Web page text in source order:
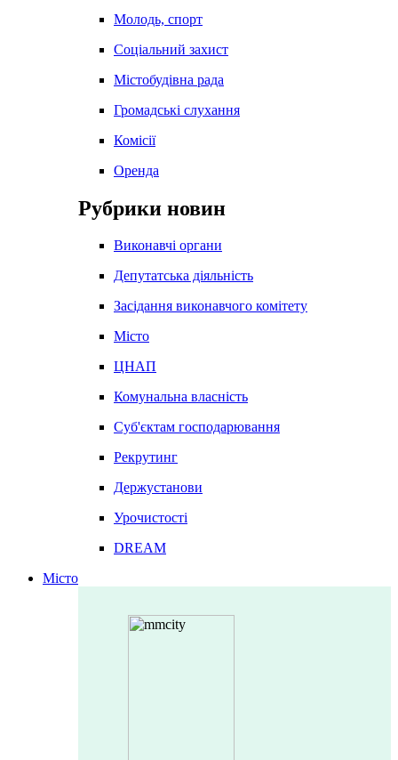
Молодь, спорт
Соціальний захист
Містобудівна рада
Громадські слухання
Комісії
Оренда
Рубрики новин
Виконавчі органи
Депутатська діяльність
Засідання виконавчого комітету
Місто
ЦНАП
Комунальна власність
Суб'єктам господарювання
Рекрутинг
Держустанови
Урочистості
DREAM
Місто